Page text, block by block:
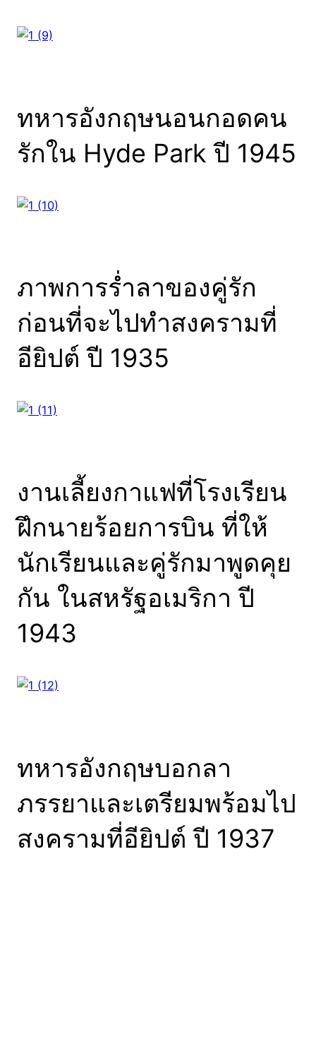
ทหารอังกฤษนอนกอดคน
รักใน Hyde Park ปี 1945
ภาพการร่ำลาของคู่รัก
ก่อนที่จะไปทำสงครามที่
อียิปต์ ปี 1935
งานเลี้ยงกาแฟที่โรงเรียน
ฝึกนายร้อยการบิน ที่ให้
นักเรียนและคู่รักมาพูดคุย
กัน ในสหรัฐอเมริกา ปี
1943
ทหารอังกฤษบอกลา
ภรรยาและเตรียมพร้อมไป
สงครามที่อียิปต์ ปี 1937